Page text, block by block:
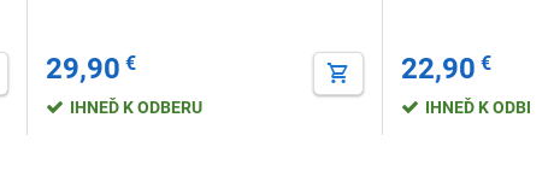
29,90 €
IHNEĎ K ODBERU
22,90 €
IHNEĎ K